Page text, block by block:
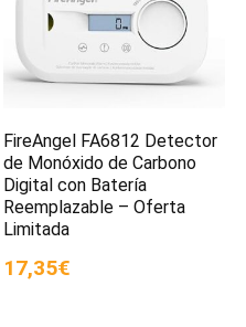
FireAngel FA6812 Detector
de Monóxido de Carbono
Digital con Batería
Reemplazable – Oferta
Limitada
17,35€